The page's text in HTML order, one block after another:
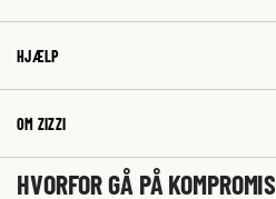
HJÆLP
OM ZIZZI
HVORFOR GÅ PÅ